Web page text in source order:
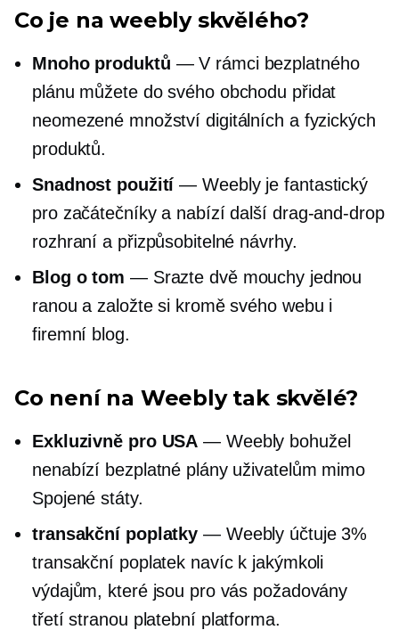
Co je na weebly skvělého?
Mnoho produktů — V rámci bezplatného
plánu můžete do svého obchodu přidat
neomezené množství digitálních a fyzických
produktů.
Snadnost použití — Weebly je fantastický
pro začátečníky a nabízí další drag-and-drop
rozhraní a přizpůsobitelné návrhy.
Blog o tom — Srazte dvě mouchy jednou
ranou a založte si kromě svého webu i
firemní blog.
Co není na Weebly tak skvělé?
Exkluzivně pro USA — Weebly bohužel
nenabízí bezplatné plány uživatelům mimo
Spojené státy.
transakční poplatky — Weebly účtuje 3%
transakční poplatek navíc k jakýmkoli
výdajům, které jsou pro vás požadovány
třetí stranou platební platforma.